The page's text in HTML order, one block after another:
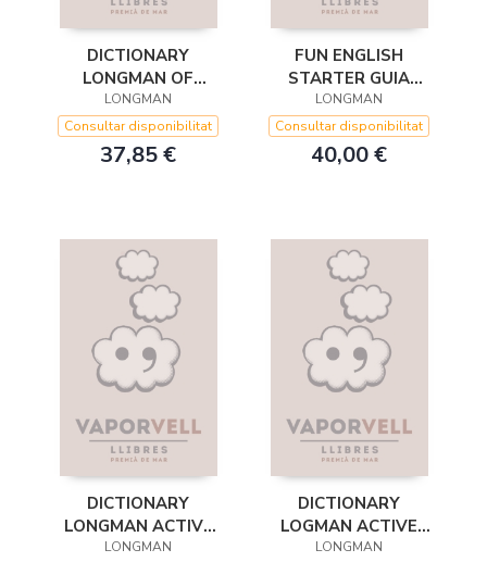
DICTIONARY
LONGMAN OF
CONTEMPORARY
ENGLISH (+CD-ROM)-
PLASTIC-
LONGMAN
Consultar disponibilitat
37,85 €
FUN ENGLISH
STARTER GUIA
DIDACTICA
LONGMAN
Consultar disponibilitat
40,00 €
DICTIONARY
LONGMAN ACTIVE
STUDY ENGLISH
LONGMAN
DICTIONARY
LOGMAN ACTIVE
STUDY + CD ROM
LONGMAN